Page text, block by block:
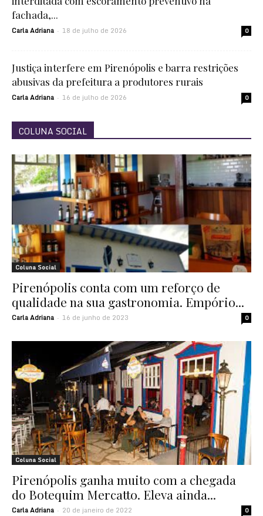
fachada,...
Carla Adriana - 18 de julho de 2026 0
Justiça interfere em Pirenópolis e barra restrições
abusivas da prefeitura a produtores rurais
Carla Adriana - 16 de julho de 2026 0
COLUNA SOCIAL
Coluna Social
Pirenópolis conta com um reforço de
qualidade na sua gastronomia. Empório...
Carla Adriana - 16 de junho de 2023 0
Coluna Social
Pirenópolis ganha muito com a chegada
do Botequim Mercatto. Eleva ainda...
Carla Adriana - 20 de janeiro de 2022 0